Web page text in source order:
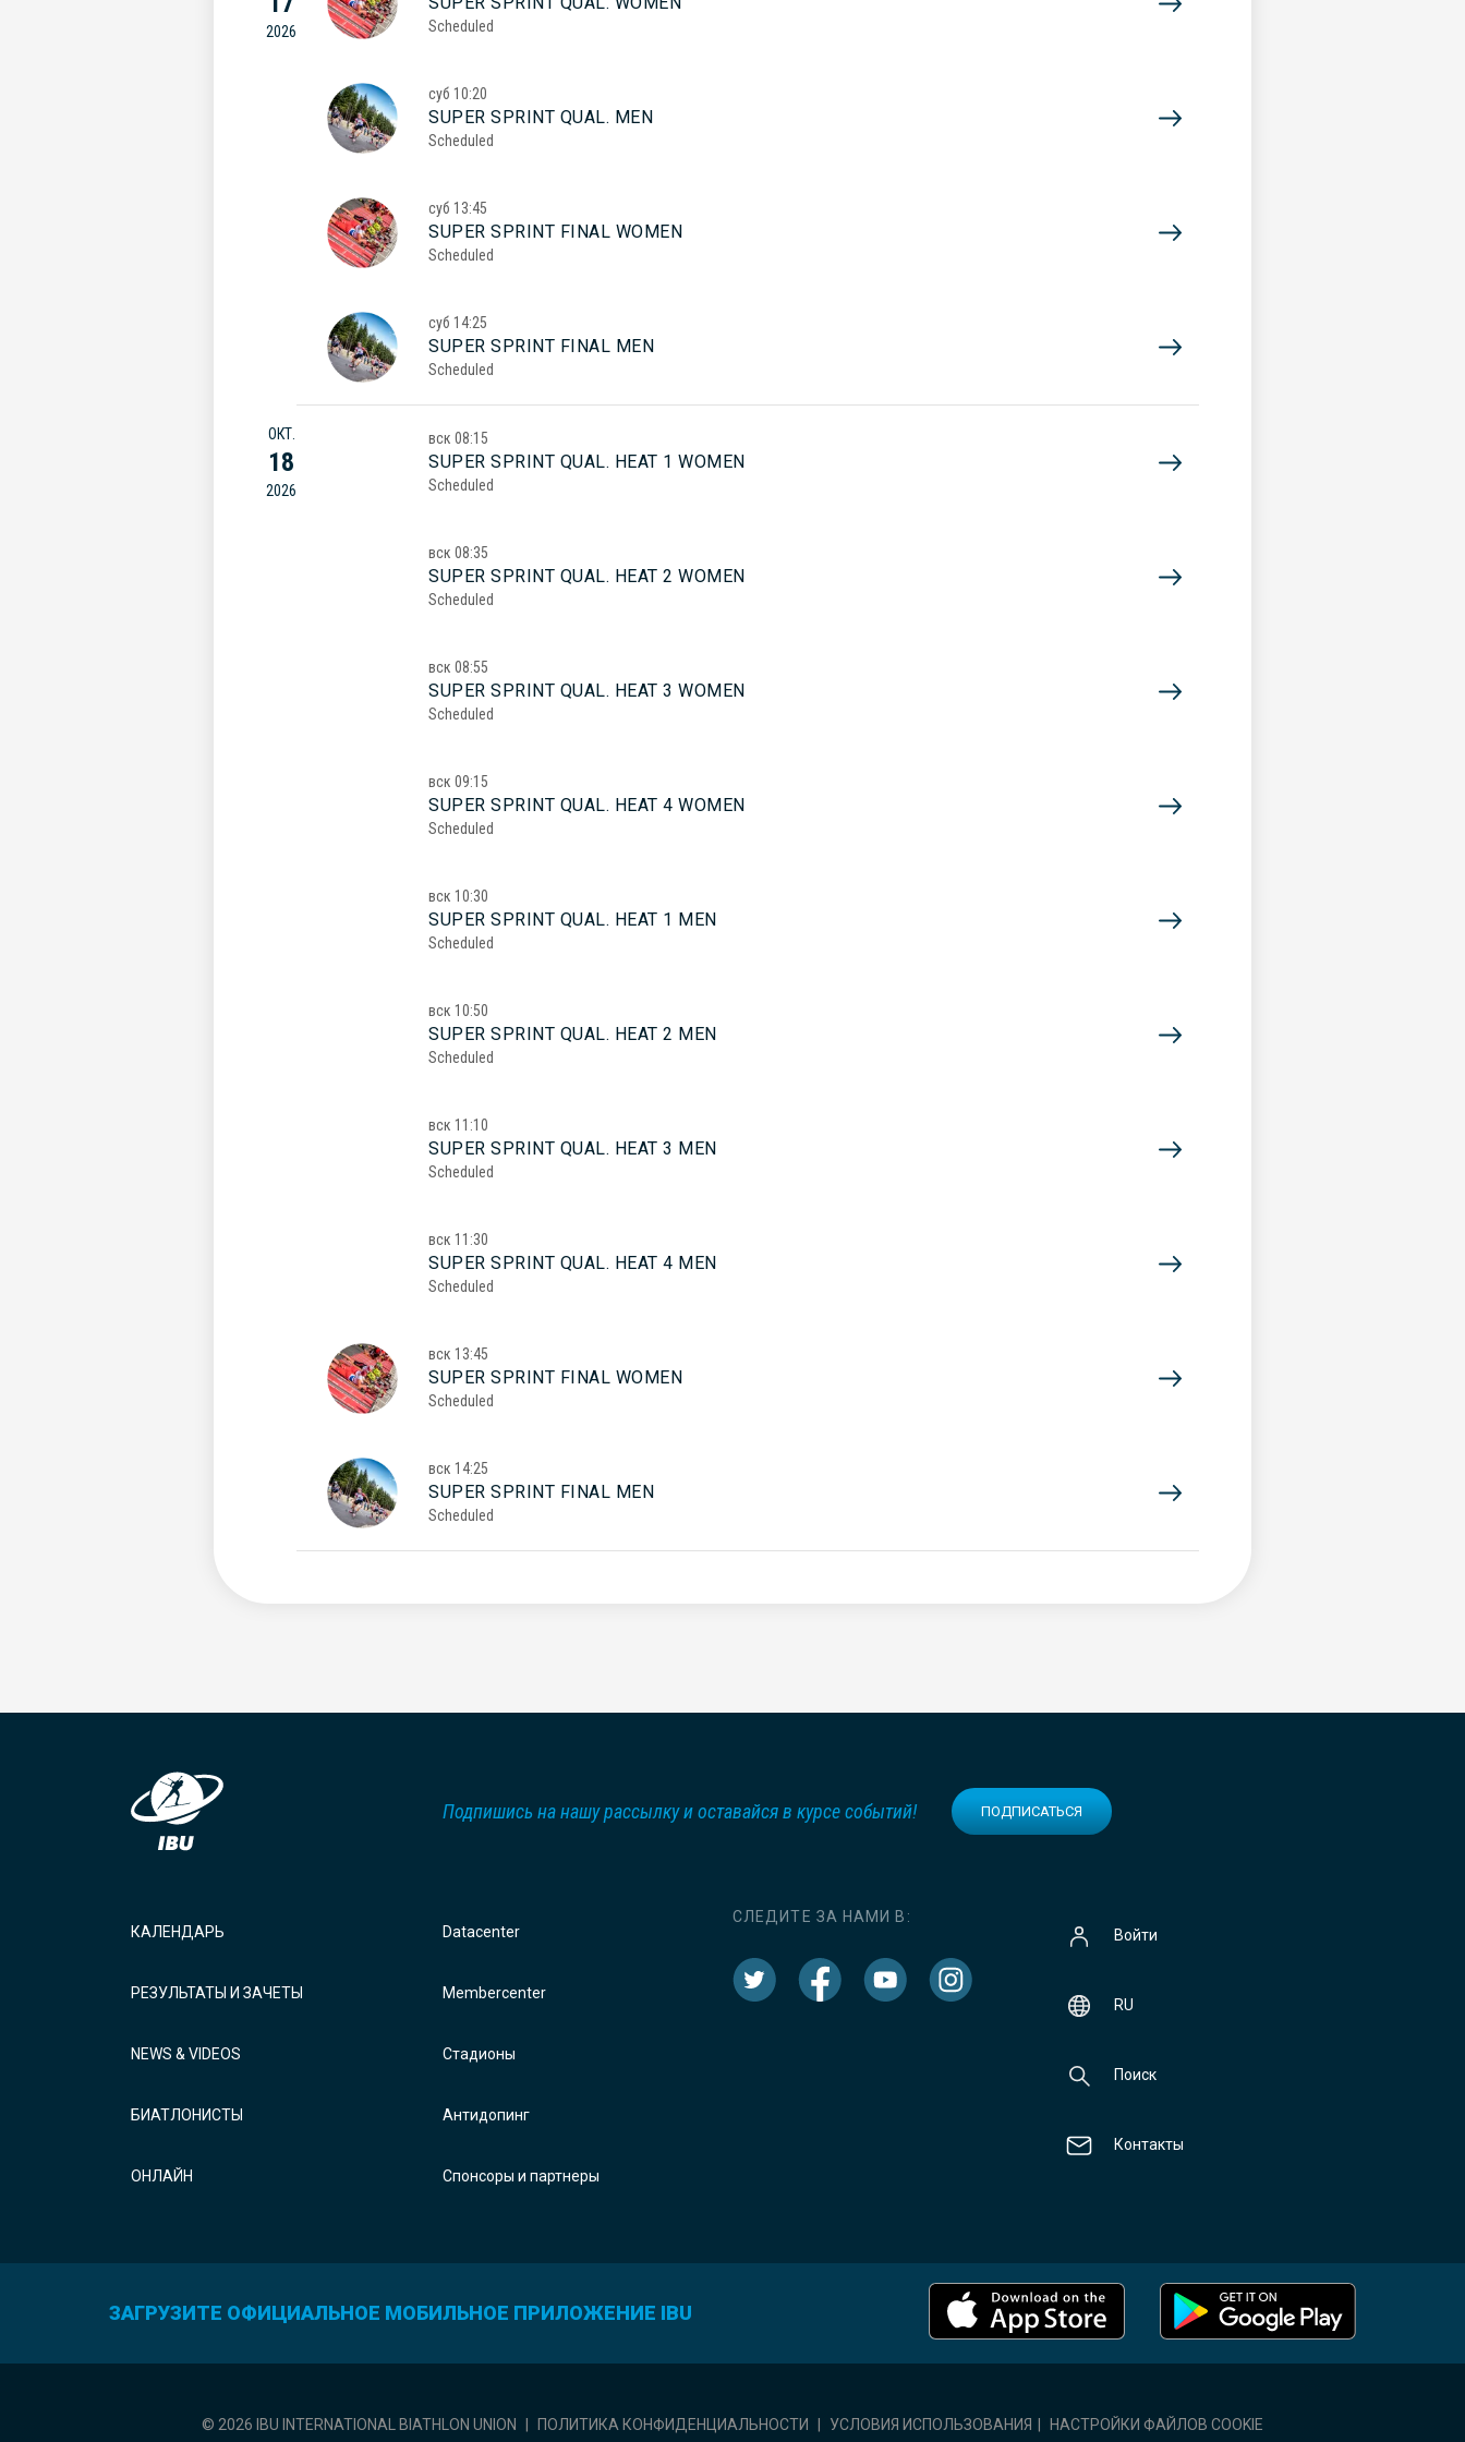
2026 Scheduled
суб 10:20
SUPER SPRINT QUAL. MEN
Scheduled
суб 13:45
SUPER SPRINT FINAL WOMEN
Scheduled
суб 14:25
SUPER SPRINT FINAL MEN
Scheduled
ОКТ.
18
2026
вск 08:15
SUPER SPRINT QUAL. HEAT 1 WOMEN
Scheduled
вск 08:35
SUPER SPRINT QUAL. HEAT 2 WOMEN
Scheduled
вск 08:55
SUPER SPRINT QUAL. HEAT 3 WOMEN
Scheduled
вск 09:15
SUPER SPRINT QUAL. HEAT 4 WOMEN
Scheduled
вск 10:30
SUPER SPRINT QUAL. HEAT 1 MEN
Scheduled
вск 10:50
SUPER SPRINT QUAL. HEAT 2 MEN
Scheduled
вск 11:10
SUPER SPRINT QUAL. HEAT 3 MEN
Scheduled
вск 11:30
SUPER SPRINT QUAL. HEAT 4 MEN
Scheduled
вск 13:45
SUPER SPRINT FINAL WOMEN
Scheduled
вск 14:25
SUPER SPRINT FINAL MEN
Scheduled
Подпишись на нашу рассылку и оставайся в курсе событий! ПОДПИСАТЬСЯ
КАЛЕНДАРЬ
РЕЗУЛЬТАТЫ И ЗАЧЕТЫ
NEWS & VIDEOS
БИАТЛОНИСТЫ
ОНЛАЙН
Datacenter
Membercenter
Стадионы
Антидопинг
Спонсоры и партнеры
СЛЕДИТЕ ЗА НАМИ В:
Войти
RU
Поиск
Контакты
ЗАГРУЗИТЕ ОФИЦИАЛЬНОЕ МОБИЛЬНОЕ ПРИЛОЖЕНИЕ IBU
© 2026 IBU INTERNATIONAL BIATHLON UNION | ПОЛИТИКА КОНФИДЕНЦИАЛЬНОСТИ | УСЛОВИЯ ИСПОЛЬЗОВАНИЯ | НАСТРОЙКИ ФАЙЛОВ COOKIE